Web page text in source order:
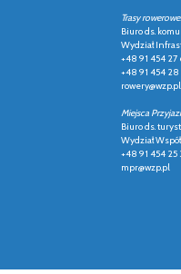
Trasy rowerowe:
Biuro ds.
Wydział
+48 91 454 27
+48 91 454 28
rowery@wzp.pl
Miejsca
Biuro ds.
Wydział
+48 91 454 25
mpr@wzp.pl